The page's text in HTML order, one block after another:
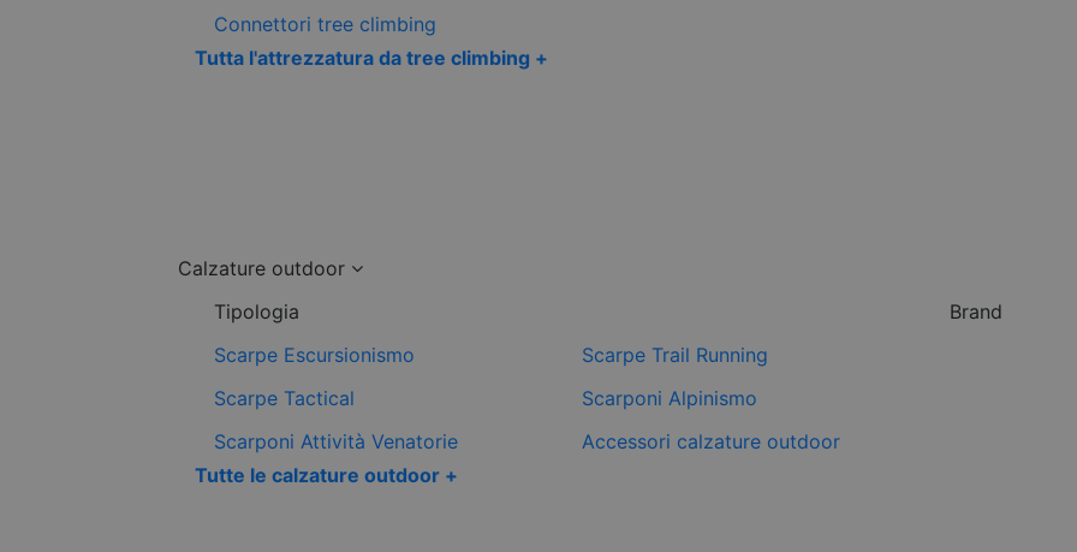
Connettori tree climbing
Tutta l'attrezzatura da tree climbing +
Calzature outdoor
Tipologia
Scarpe Escursionismo
Scarpe Trail Running
Scarpe Tactical
Scarponi Alpinismo
Scarponi Attività Venatorie
Accessori calzature outdoor
Tutte le calzature outdoor +
Brand